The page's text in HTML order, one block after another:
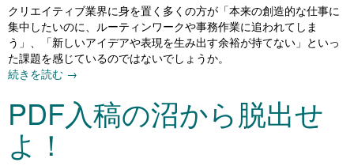
クリエイティブ業界に身を置く多くの方が「本来の創造的な仕事に
集中したいのに、ルーティンワークや事務作業に追われてしま
う」、「新しいアイデアや表現を生み出す余裕が持てない」といっ
た課題を感じているのではないでしょうか。
続きを読む →
PDF入稿の沼から脱出せ
よ！